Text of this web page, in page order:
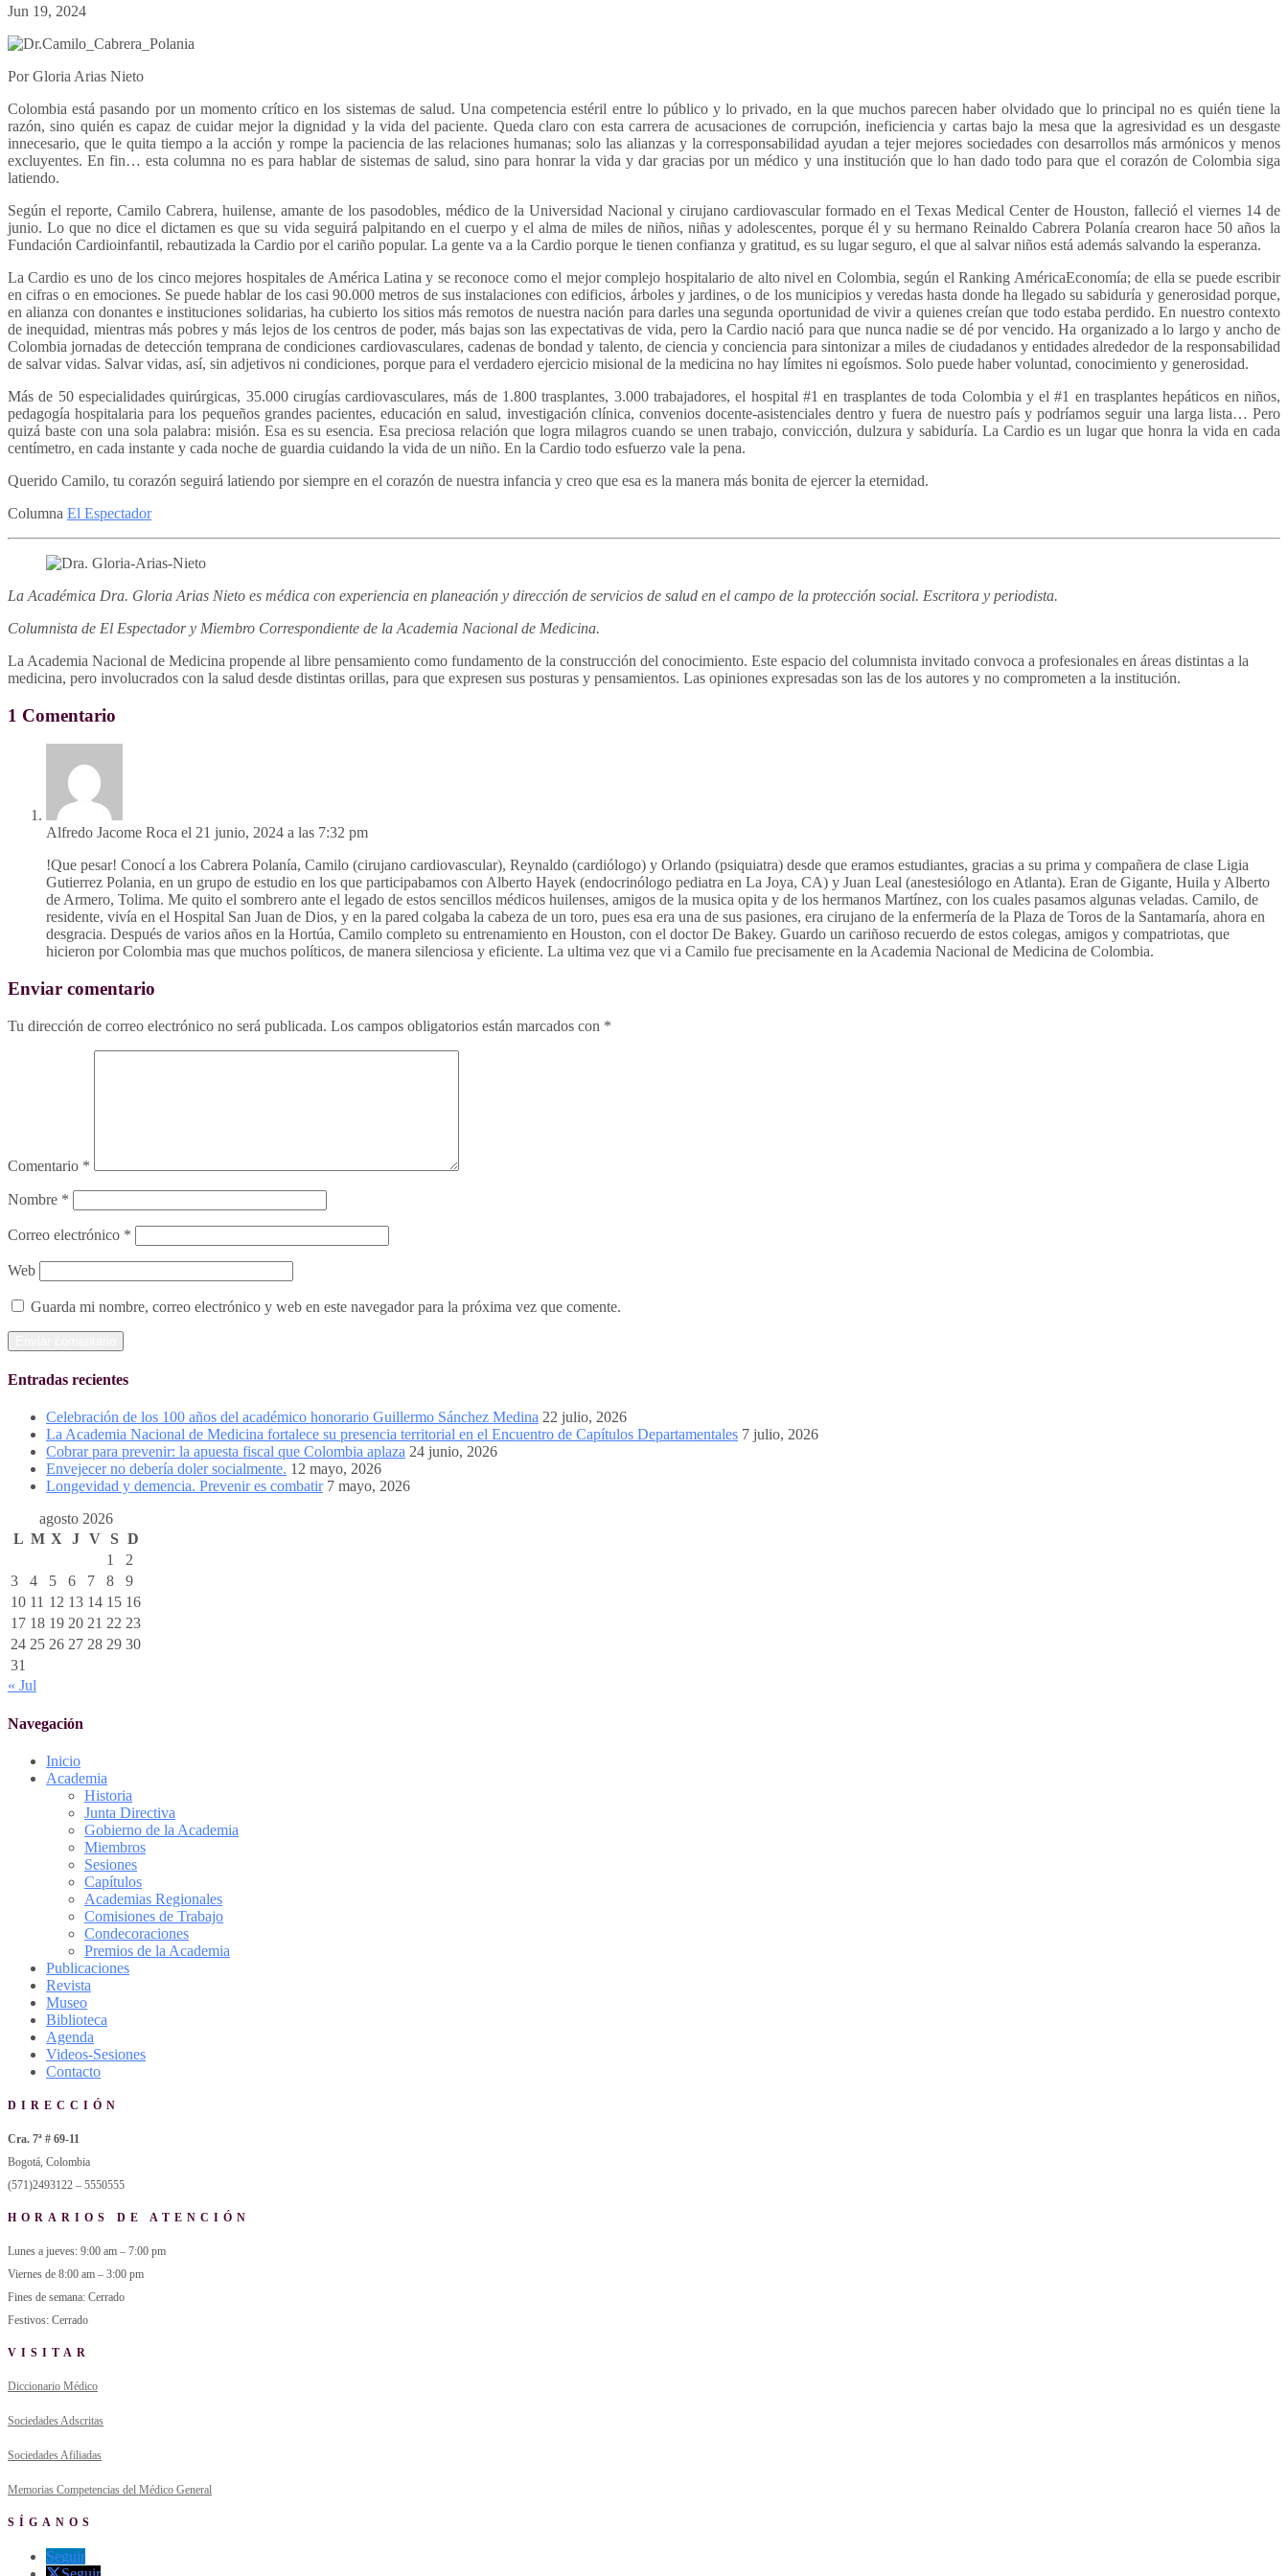
Jun 19, 2024
Por Gloria Arias Nieto
Colombia está pasando por un momento crítico en los sistemas de salud. Una competencia estéril entre lo público y lo privado, en la que muchos parecen haber olvidado que lo principal no es quién tiene la
razón, sino quién es capaz de cuidar mejor la dignidad y la vida del paciente. Queda claro con esta carrera de acusaciones de corrupción, ineficiencia y cartas bajo la mesa que la agresividad es un desgaste
innecesario, que le quita tiempo a la acción y rompe la paciencia de las relaciones humanas; solo las alianzas y la corresponsabilidad ayudan a tejer mejores sociedades con desarrollos más armónicos y menos
excluyentes. En fin… esta columna no es para hablar de sistemas de salud, sino para honrar la vida y dar gracias por un médico y una institución que lo han dado todo para que el corazón de Colombia siga
latiendo.
Según el reporte, Camilo Cabrera, huilense, amante de los pasodobles, médico de la Universidad Nacional y cirujano cardiovascular formado en el Texas Medical Center de Houston, falleció el viernes 14 de
junio. Lo que no dice el dictamen es que su vida seguirá palpitando en el cuerpo y el alma de miles de niños, niñas y adolescentes, porque él y su hermano Reinaldo Cabrera Polanía crearon hace 50 años la
Fundación Cardioinfantil, rebautizada la Cardio por el cariño popular. La gente va a la Cardio porque le tienen confianza y gratitud, es su lugar seguro, el que al salvar niños está además salvando la esperanza.
La Cardio es uno de los cinco mejores hospitales de América Latina y se reconoce como el mejor complejo hospitalario de alto nivel en Colombia, según el Ranking AméricaEconomía; de ella se puede escribir
en cifras o en emociones. Se puede hablar de los casi 90.000 metros de sus instalaciones con edificios, árboles y jardines, o de los municipios y veredas hasta donde ha llegado su sabiduría y generosidad porque,
en alianza con donantes e instituciones solidarias, ha cubierto los sitios más remotos de nuestra nación para darles una segunda oportunidad de vivir a quienes creían que todo estaba perdido. En nuestro contexto
de inequidad, mientras más pobres y más lejos de los centros de poder, más bajas son las expectativas de vida, pero la Cardio nació para que nunca nadie se dé por vencido. Ha organizado a lo largo y ancho de
Colombia jornadas de detección temprana de condiciones cardiovasculares, cadenas de bondad y talento, de ciencia y conciencia para sintonizar a miles de ciudadanos y entidades alrededor de la responsabilidad
de salvar vidas. Salvar vidas, así, sin adjetivos ni condiciones, porque para el verdadero ejercicio misional de la medicina no hay límites ni egoísmos. Solo puede haber voluntad, conocimiento y generosidad.
Más de 50 especialidades quirúrgicas, 35.000 cirugías cardiovasculares, más de 1.800 trasplantes, 3.000 trabajadores, el hospital #1 en trasplantes de toda Colombia y el #1 en trasplantes hepáticos en niños,
pedagogía hospitalaria para los pequeños grandes pacientes, educación en salud, investigación clínica, convenios docente-asistenciales dentro y fuera de nuestro país y podríamos seguir una larga lista… Pero
quizá baste con una sola palabra: misión. Esa es su esencia. Esa preciosa relación que logra milagros cuando se unen trabajo, convicción, dulzura y sabiduría. La Cardio es un lugar que honra la vida en cada
centímetro, en cada instante y cada noche de guardia cuidando la vida de un niño. En la Cardio todo esfuerzo vale la pena.
Querido Camilo, tu corazón seguirá latiendo por siempre en el corazón de nuestra infancia y creo que esa es la manera más bonita de ejercer la eternidad.
Columna El Espectador
La Académica Dra. Gloria Arias Nieto es médica con experiencia en planeación y dirección de servicios de salud en el campo de la protección social. Escritora y periodista.
Columnista de El Espectador y Miembro Correspondiente de la Academia Nacional de Medicina.
La Academia Nacional de Medicina propende al libre pensamiento como fundamento de la construcción del conocimiento. Este espacio del columnista invitado convoca a profesionales en áreas distintas a la
medicina, pero involucrados con la salud desde distintas orillas, para que expresen sus posturas y pensamientos. Las opiniones expresadas son las de los autores y no comprometen a la institución.
1 Comentario
Alfredo Jacome Roca el 21 junio, 2024 a las 7:32 pm
!Que pesar! Conocí a los Cabrera Polanía, Camilo (cirujano cardiovascular), Reynaldo (cardiólogo) y Orlando (psiquiatra) desde que eramos estudiantes, gracias a su prima y compañera de clase Ligia
Gutierrez Polania, en un grupo de estudio en los que participabamos con Alberto Hayek (endocrinólogo pediatra en La Joya, CA) y Juan Leal (anestesiólogo en Atlanta). Eran de Gigante, Huila y Alberto
de Armero, Tolima. Me quito el sombrero ante el legado de estos sencillos médicos huilenses, amigos de la musica opita y de los hermanos Martínez, con los cuales pasamos algunas veladas. Camilo, de
residente, vivía en el Hospital San Juan de Dios, y en la pared colgaba la cabeza de un toro, pues esa era una de sus pasiones, era cirujano de la enfermería de la Plaza de Toros de la Santamaría, ahora en
desgracia. Después de varios años en la Hortúa, Camilo completo su entrenamiento en Houston, con el doctor De Bakey. Guardo un cariñoso recuerdo de estos colegas, amigos y compatriotas, que
hicieron por Colombia mas que muchos políticos, de manera silenciosa y eficiente. La ultima vez que vi a Camilo fue precisamente en la Academia Nacional de Medicina de Colombia.
Enviar comentario
Tu dirección de correo electrónico no será publicada. Los campos obligatorios están marcados con *
Comentario *
Nombre *
Correo electrónico *
Web
Guarda mi nombre, correo electrónico y web en este navegador para la próxima vez que comente.
Entradas recientes
Celebración de los 100 años del académico honorario Guillermo Sánchez Medina 22 julio, 2026
La Academia Nacional de Medicina fortalece su presencia territorial en el Encuentro de Capítulos Departamentales 7 julio, 2026
Cobrar para prevenir: la apuesta fiscal que Colombia aplaza 24 junio, 2026
Envejecer no debería doler socialmente. 12 mayo, 2026
Longevidad y demencia. Prevenir es combatir 7 mayo, 2026
agosto 2026
L M X J V S D
1
2
3
4 5 6 7 8
9
10 11 12 13 14 15 16
17 18 19 20 21 22 23
24 25 26 27 28 29 30
31
« Jul
Navegación
Inicio
Academia
Historia
Junta Directiva
Gobierno de la Academia
Miembros
Sesiones
Capítulos
Academias Regionales
Comisiones de Trabajo
Condecoraciones
Premios de la Academia
Publicaciones
Revista
Museo
Biblioteca
Agenda
Videos-Sesiones
Contacto
DIRECCIÓN
Cra. 7ª # 69-11
Bogotá, Colombia
(571)2493122 – 5550555
HORARIOS DE ATENCIÓN
Lunes a jueves: 9:00 am – 7:00 pm
Viernes de 8:00 am – 3:00 pm
Fines de semana: Cerrado
Festivos: Cerrado
VISITAR
Diccionario Médico
Sociedades Adscritas
Sociedades Afiliadas
Memorias Competencias del Médico General
SÍGANOS
Seguir